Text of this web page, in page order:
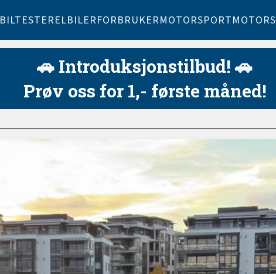
BILTESTERELBILERFORBRUKERMOTORSPORT
🚗 Introduksjonstilbud! 🚗
Prøv oss for 1,- første måned!